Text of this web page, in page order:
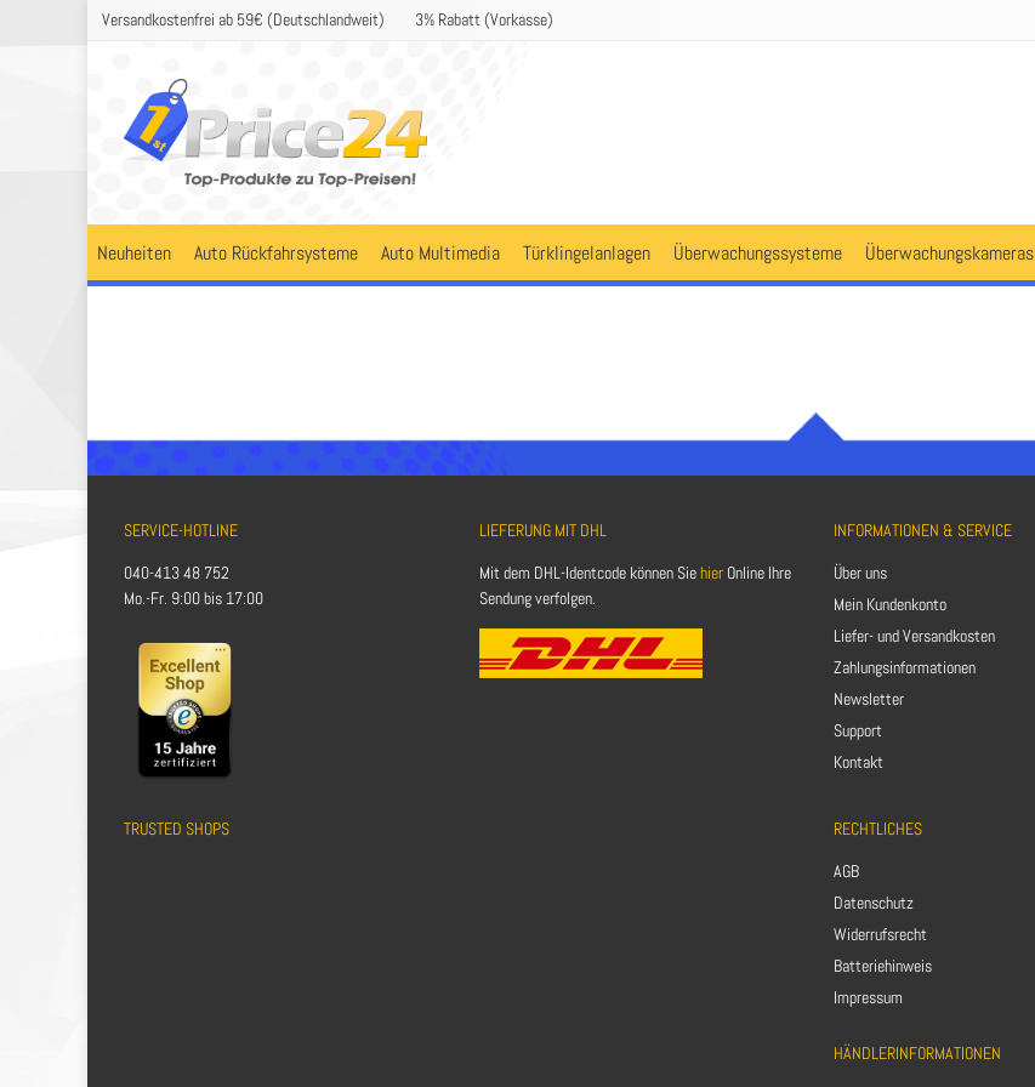
Versandkostenfrei ab 59€ (Deutschlandweit) 3% Rabatt (Vorkasse)
Neuheiten Auto Rückfahrsysteme Auto Multimedia Türklingelanlagen Überwachungssysteme Überwachungskameras
SERVICE-HOTLINE
040-413 48 752
Mo.-Fr. 9:00 bis 17:00
LIEFERUNG MIT DHL
Mit dem DHL-Identcode können SiehierOnline Ihre
Sendung verfolgen.
INFORMATIONEN & SERVICE
Über uns
Mein Kundenkonto
Liefer- und Versandkosten
Zahlungsinformationen
Newsletter
Support
Kontakt
TRUSTED SHOPS
RECHTLICHES
AGB
Datenschutz
Widerrufsrecht
Batteriehinweis
Impressum
HÄNDLERINFORMATIONEN